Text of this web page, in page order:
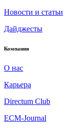
Новости и статьи
Дайджесты
Компания
О нас
Карьера
Directum Club
ECM-Journal